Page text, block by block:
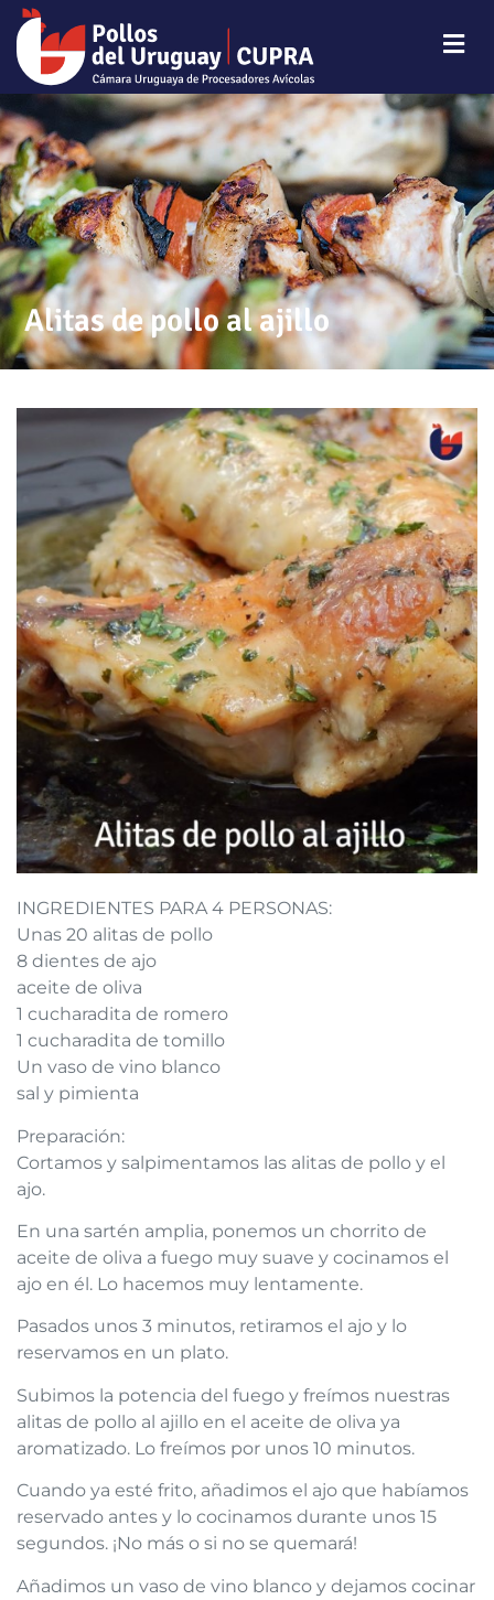
Alitas de pollo al ajillo
INGREDIENTES PARA 4 PERSONAS:
Unas 20 alitas de pollo
8 dientes de ajo
aceite de oliva
1 cucharadita de romero
1 cucharadita de tomillo
Un vaso de vino blanco
sal y pimienta
Preparación:
Cortamos y salpimentamos las alitas de pollo y el
ajo.
En una sartén amplia, ponemos un chorrito de
aceite de oliva a fuego muy suave y cocinamos el
ajo en él. Lo hacemos muy lentamente.
Pasados unos 3 minutos, retiramos el ajo y lo
reservamos en un plato.
Subimos la potencia del fuego y freímos nuestras
alitas de pollo al ajillo en el aceite de oliva ya
aromatizado. Lo freímos por unos 10 minutos.
Cuando ya esté frito, añadimos el ajo que habíamos
reservado antes y lo cocinamos durante unos 15
segundos. ¡No más o si no se quemará!
Añadimos un vaso de vino blanco y dejamos cocinar